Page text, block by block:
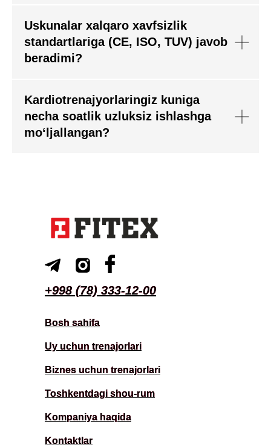
Uskunalar xalqaro xavfsizlik
standartlariga (CE, ISO, TUV) javob
beradimi?
Kardiotrenajyorlaringiz kuniga
necha soatlik uzluksiz ishlashga
mo‘ljallangan?
+998 (78) 333-12-00
+998 (78) 333-12-00
Bosh sahifa
Uy uchun trenajorlari
Biznes uchun trenajorlari
Toshkentdagi shou-rum
Kompaniya haqida
Kontaktlar
Bosh sahifa
Uy uchun trenajorlari
Biznes uchun trenajorlari
Toshkentdagi shou-rum
Kompaniya haqida
Kontaktlar